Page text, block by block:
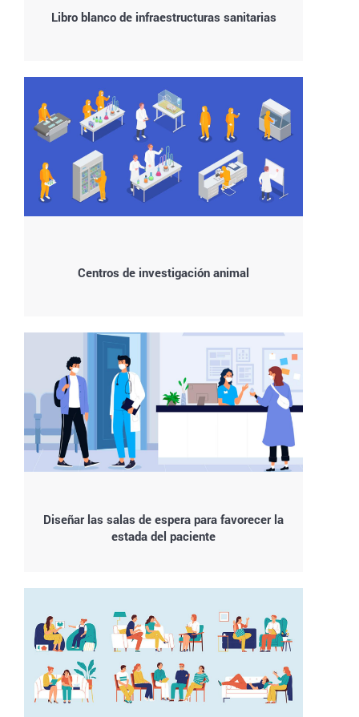
Libro blanco de infraestructuras sanitarias
Centros de investigación animal
Diseñar las salas de espera para favorecer la
estada del paciente